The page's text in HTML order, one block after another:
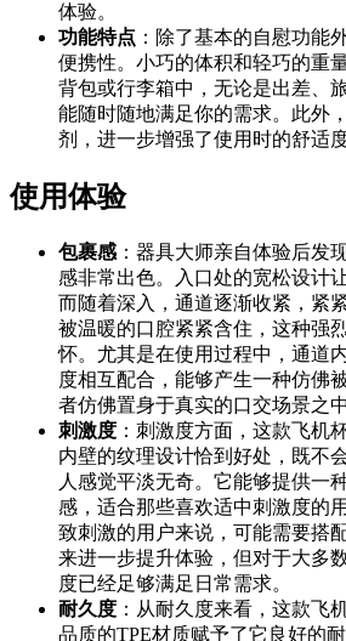
体验。
功能特点 ：除了基本的自慰功能
便携性。小巧的体积和轻巧的重
背包或行李箱中，无论是出差、
能随时随地满足你的需求。此外
剂，进一步增强了使用时的舒适
使用体验
包裹感 ：器具大师亲自体验后发
感非常出色。入口处的宽松设计
而随着深入，通道逐渐收紧，紧
被温暖的口腔紧紧含住，这种强
怀。尤其是在使用过程中，通道
度相互配合，能够产生一种仿佛
者仿佛置身于真实的口交场景之中
刺激度 ：刺激度方面，这款飞机
内壁的纹理设计恰到好处，既不
人感觉平淡无奇。它能够提供一
感，适合那些喜欢适中刺激度的
致刺激的用户来说，可能需要搭
来进一步提升体验，但对于大多
度已经足够满足日常需求。
耐久度 ：从耐久度来看，这款飞
品质的TPE材质赋予了它良好的